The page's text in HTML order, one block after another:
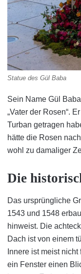
Statue des Gül Baba
Sein Name Gül
„Vater der Rosen“.
Turban getragen
hätte die Rosen
wohl zu damaliger
Die
Das ursprüngliche
1543 und 1548
hinweist. Die
Dach ist von einem
Innere ist meist
ein Fenster einen